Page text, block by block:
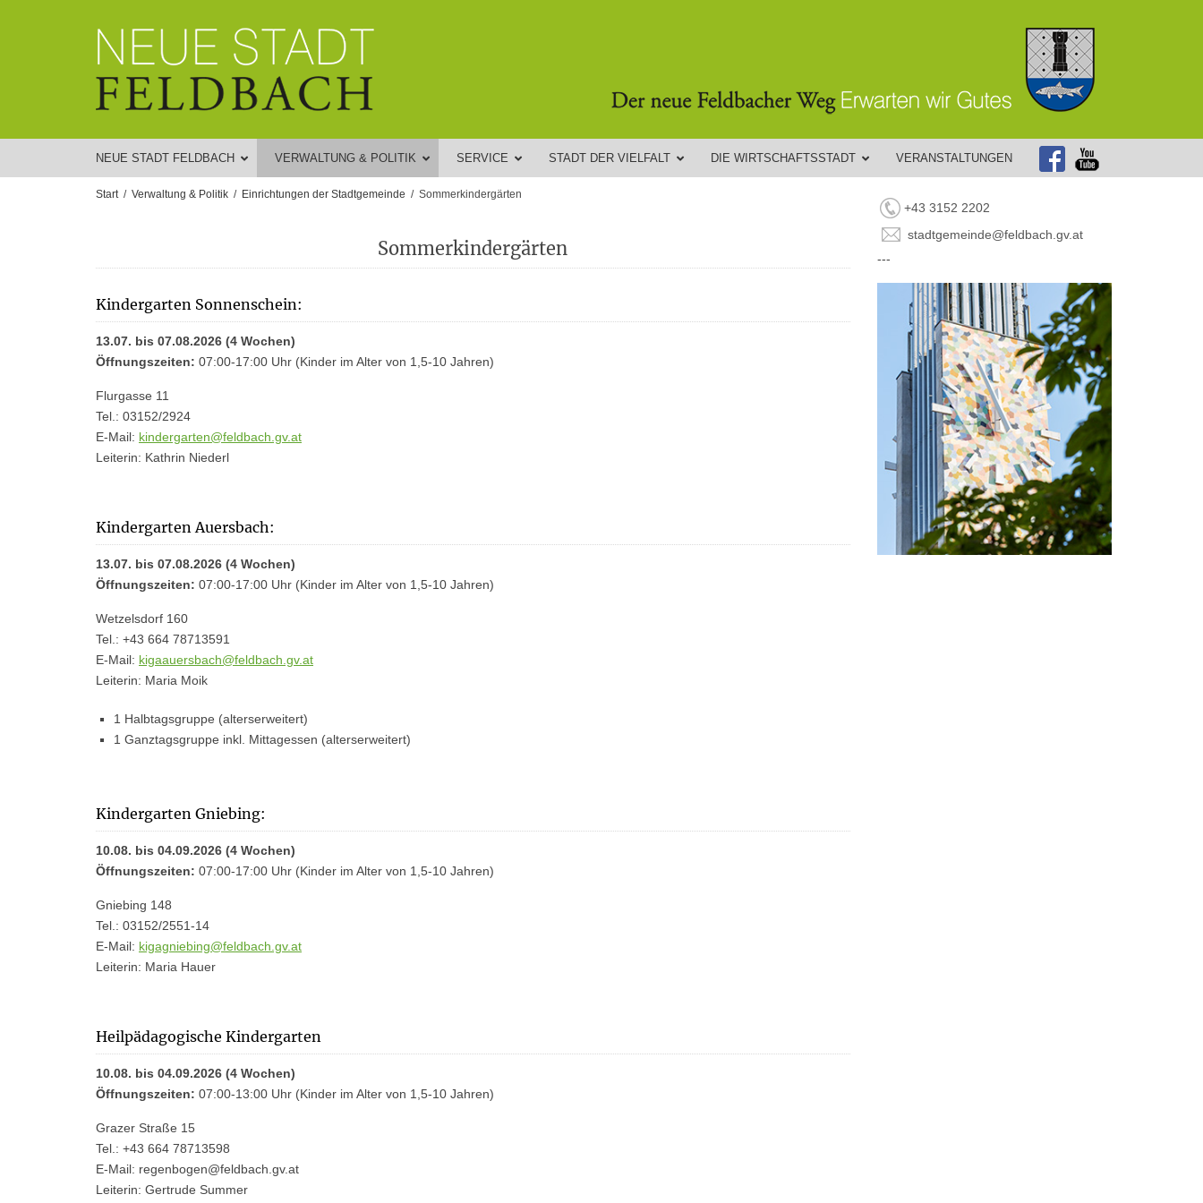
NEUE STADT FELDBACH VERWALTUNG & POLITIK SERVICE STADT DER VIELFALT DIE WIRTSCHAFTSSTADT VERANSTALTUNGEN
Start Verwaltung & Politik Einrichtungen der Stadtgemeinde Sommerkindergärten
Sommerkindergärten
Kindergarten Sonnenschein:
13.07. bis 07.08.2026 (4 Wochen)
Öffnungszeiten: 07:00-17:00 Uhr (Kinder im Alter von 1,5-10 Jahren)
Flurgasse 11
Tel.: 03152/2924
E-Mail: kindergarten@feldbach.gv.at
Leiterin: Kathrin Niederl
Kindergarten Auersbach:
13.07. bis 07.08.2026 (4 Wochen)
Öffnungszeiten: 07:00-17:00 Uhr (Kinder im Alter von 1,5-10 Jahren)
Wetzelsdorf 160
Tel.: +43 664 78713591
E-Mail: kigaauersbach@feldbach.gv.at
Leiterin: Maria Moik
1 Halbtagsgruppe (alterserweitert)
1 Ganztagsgruppe inkl. Mittagessen (alterserweitert)
Kindergarten Gniebing:
10.08. bis 04.09.2026 (4 Wochen)
Öffnungszeiten: 07:00-17:00 Uhr (Kinder im Alter von 1,5-10 Jahren)
Gniebing 148
Tel.: 03152/2551-14
E-Mail: kigagniebing@feldbach.gv.at
Leiterin: Maria Hauer
Heilpädagogische Kindergarten
10.08. bis 04.09.2026 (4 Wochen)
Öffnungszeiten: 07:00-13:00 Uhr (Kinder im Alter von 1,5-10 Jahren)
Grazer Straße 15
Tel.: +43 664 78713598
E-Mail: regenbogen@feldbach.gv.at
Leiterin: Gertrude Summer
+43 3152 2202
stadtgemeinde@feldbach.gv.at
---